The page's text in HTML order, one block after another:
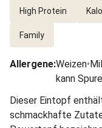
High Protein
Family
Allergene:Weizen•
kann
Dieser Eintopf
schmackhafte